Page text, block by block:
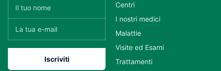
Centri
I nostri medici
Malattie
Visite ed Esami
Trattamenti